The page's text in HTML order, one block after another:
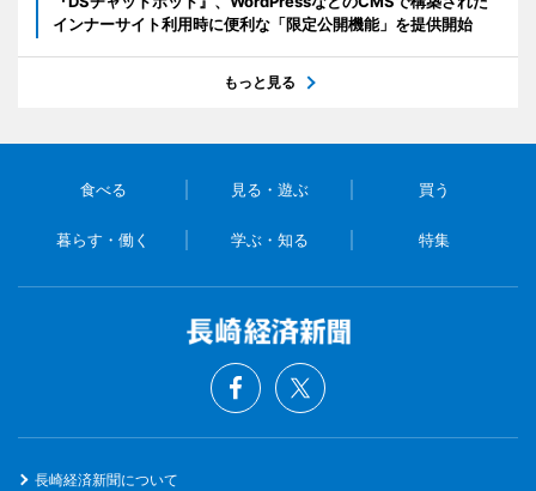
インナーサイト利用時に便利な「限定公開機能」を提供開始
もっと見る
食べる 見る・遊ぶ 買う
暮らす・働く 学ぶ・知る 特集
長崎経済新聞について